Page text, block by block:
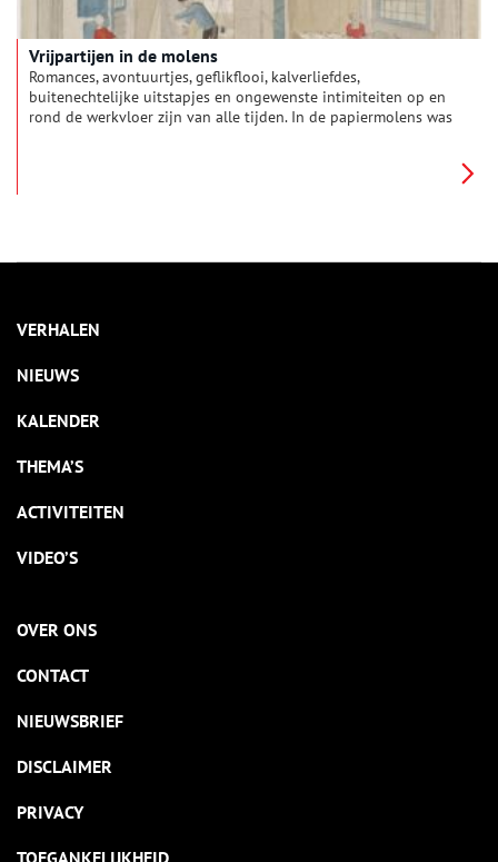
Vrijpartijen in de molens
Romances, avontuurtjes, geflikflooi, kalverliefdes,
buitenechtelijke uitstapjes en ongewenste intimiteiten op en
rond de werkvloer zijn van alle tijden. In de papiermolens was
VERHALEN
NIEUWS
KALENDER
THEMA’S
ACTIVITEITEN
VIDEO’S
OVER ONS
CONTACT
NIEUWSBRIEF
DISCLAIMER
PRIVACY
TOEGANKELIJKHEID